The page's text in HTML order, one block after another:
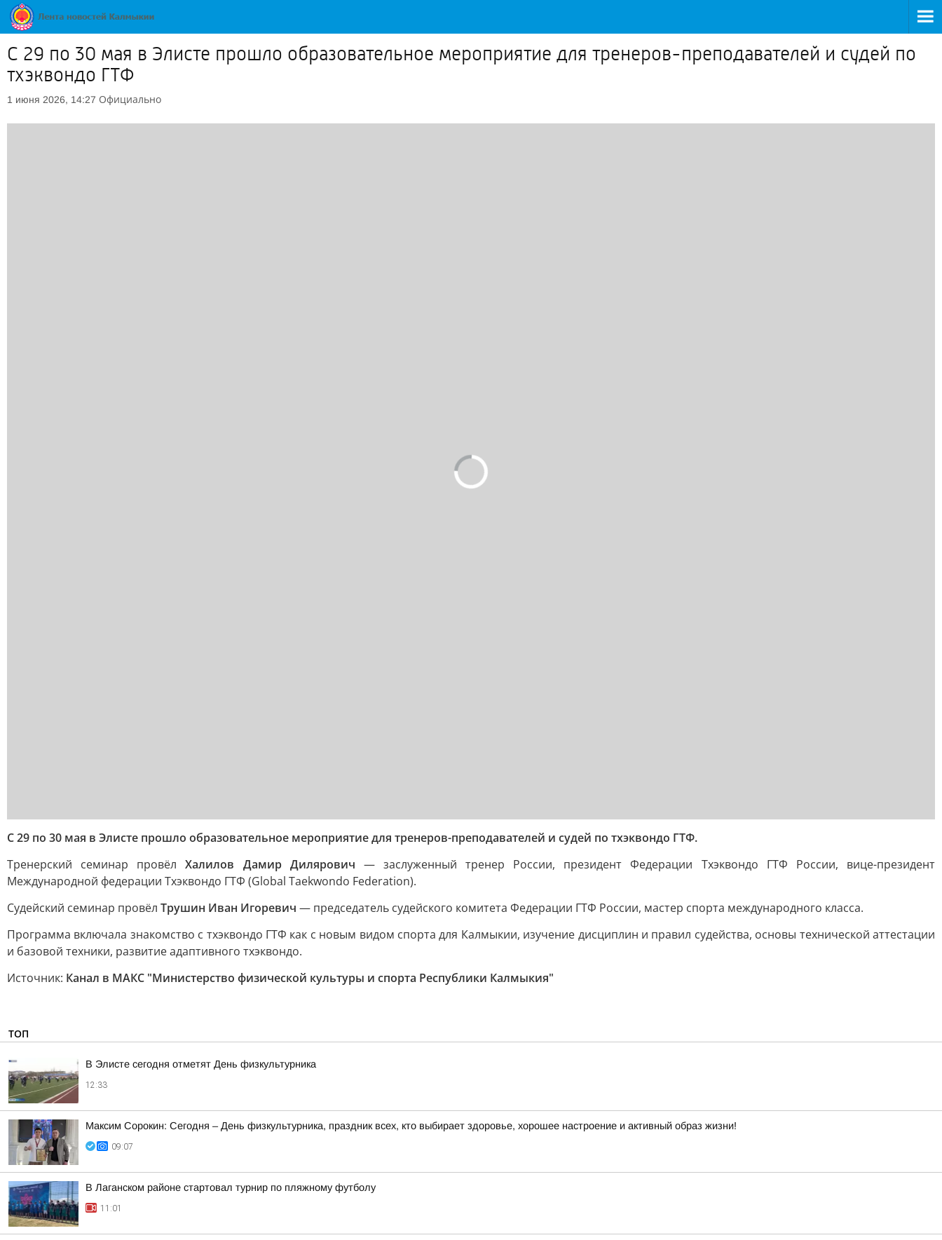
С 29 по 30 мая в Элисте прошло образовательное мероприятие для тренеров-преподавателей и судей по
тхэквондо ГТФ
1 июня 2026, 14:27 Официально
С 29 по 30 мая в Элисте прошло образовательное мероприятие для тренеров-преподавателей и судей по тхэквондо ГТФ.
Тренерский семинар провёлХалилов Дамир Дилярович — заслуженный тренер России, президент Федерации Тхэквондо ГТФ России, вице-президент
Международной федерации Тхэквондо ГТФ (Global Taekwondo Federation).
Судейский семинар провёл Трушин Иван Игоревич — председатель судейского комитета Федерации ГТФ России, мастер спорта международного класса.
Программа включала знакомство с тхэквондо ГТФ как с новым видом спорта для Калмыкии, изучение дисциплин и правил судейства, основы технической аттестации
и базовой техники, развитие адаптивного тхэквондо.
Источник: Канал в МАКС "Министерство физической культуры и спорта Республики Калмыкия"
ТОП
В Элисте сегодня отметят День физкультурника
12:33
Максим Сорокин: Сегодня – День физкультурника, праздник всех, кто выбирает здоровье, хорошее настроение и активный образ жизни!
09:07
В Лаганском районе стартовал турнир по пляжному футболу
11:01